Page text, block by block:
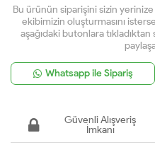
Bu ürünün siparişini sizin
ekibimizin oluşturmasını
aşağıdaki butonlara
Whatsapp ile Sipariş
Güvenli Alışveriş
İmkanı